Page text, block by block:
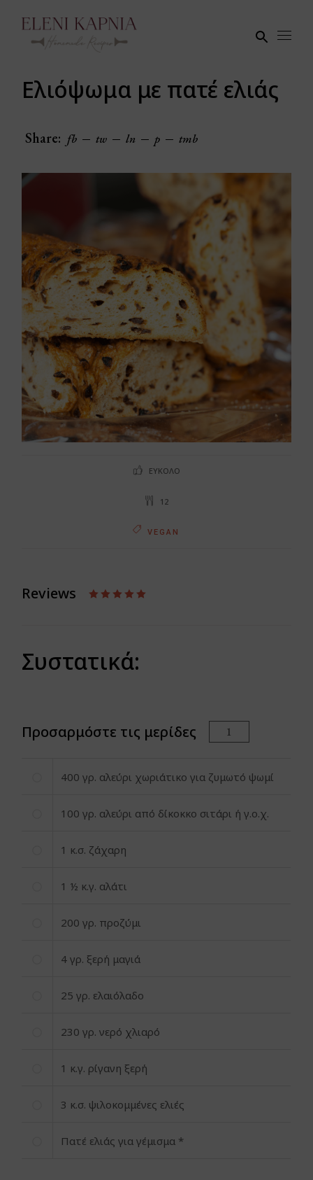
Ελιόψωμα με πατέ ελιάς
Share: fb tw ln p tmb
ΕΎΚΟΛΟ
12
VEGAN
Reviews
Συστατικά:
Προσαρμόστε τις μερίδες
400 γρ. αλεύρι χωριάτικο για ζυμωτό ψωμί
100 γρ. αλεύρι από δίκοκκο σιτάρι ή γ.ο.χ.
1 κ.σ. ζάχαρη
1 ½ κ.γ. αλάτι
200 γρ. προζύμι
4 γρ. ξερή μαγιά
25 γρ. ελαιόλαδο
230 γρ. νερό χλιαρό
1 κ.γ. ρίγανη ξερή
3 κ.σ. ψιλοκομμένες ελιές
Πατέ ελιάς για γέμισμα *